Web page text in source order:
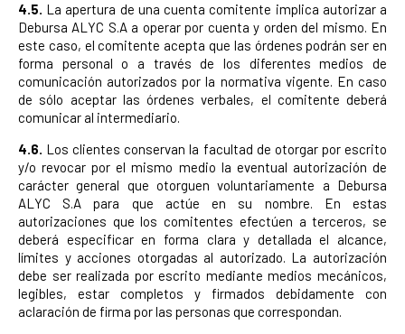
4.5. La apertura de una cuenta comitente implica autorizar a
Debursa ALYC S.A a operar por cuenta y orden del mismo. En
este caso, el comitente acepta que las órdenes podrán ser en
forma personal o a través de los diferentes medios de
comunicación autorizados por la normativa vigente. En caso
de sólo aceptar las órdenes verbales, el comitente deberá
comunicar al intermediario.
4.6. Los clientes conservan la facultad de otorgar por escrito
y/o revocar por el mismo medio la eventual autorización de
carácter general que otorguen voluntariamente a Debursa
ALYC S.A para que actúe en su nombre. En estas
autorizaciones que los comitentes efectúen a terceros, se
deberá especificar en forma clara y detallada el alcance,
límites y acciones otorgadas al autorizado. La autorización
debe ser realizada por escrito mediante medios mecánicos,
legibles, estar completos y firmados debidamente con
aclaración de firma por las personas que correspondan.